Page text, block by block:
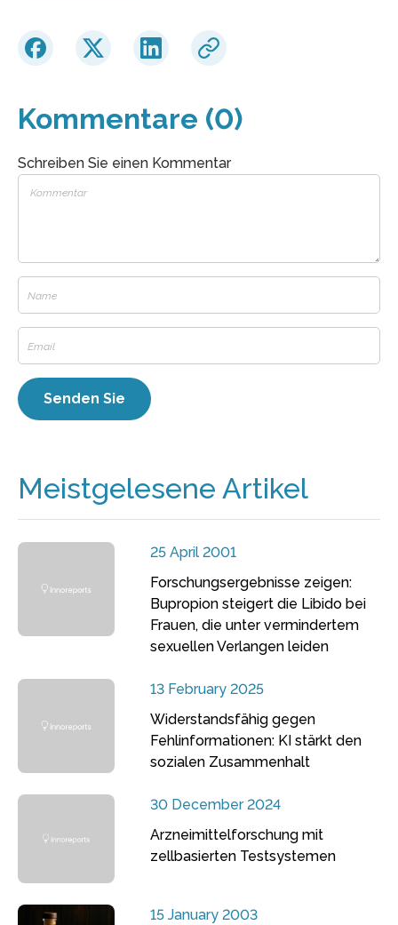
Kommentare (0)
Schreiben Sie einen Kommentar
Meistgelesene Artikel
25 April 2001
Forschungsergebnisse zeigen:
Bupropion steigert die Libido bei
Frauen, die unter vermindertem
sexuellen Verlangen leiden
13 February 2025
Widerstandsfähig gegen
Fehlinformationen: KI stärkt den
sozialen Zusammenhalt
30 December 2024
Arzneimittelforschung mit
zellbasierten Testsystemen
15 January 2003